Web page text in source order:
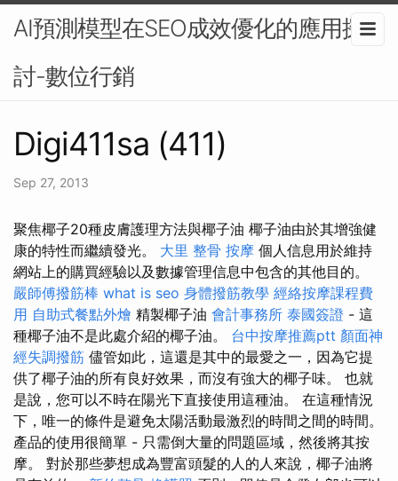
AI預測模型在SEO成效優化的應用探
討-數位行銷
Digi411sa (411)
Sep 27, 2013
聚焦椰子20種皮膚護理方法與椰子油 椰子油由於其增強健
康的特性而繼續發光。 大里 整骨 按摩 個人信息用於維持
網站上的購買經驗以及數據管理信息中包含的其他目的。
嚴師傅撥筋棒 what is seo 身體撥筋教學 經絡按摩課程費
用 自助式餐點外燴 精製椰子油 會計事務所 泰國簽證 - 這
種椰子油不是此處介紹的椰子油。 台中按摩推薦ptt 顏面神
經失調撥筋 儘管如此，這還是其中的最愛之一，因為它提
供了椰子油的所有良好效果，而沒有強大的椰子味。 也就
是說，您可以不時在陽光下直接使用這種油。 在這種情況
下，唯一的條件是避免太陽活動最激烈的時間之間的時間。
產品的使用很簡單 - 只需倒大量的問題區域，然後將其按
摩。 對於那些夢想成為豐富頭髮的人的人來說，椰子油將